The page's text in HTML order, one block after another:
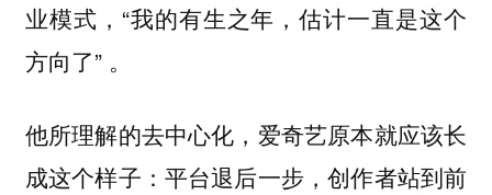
业模式，“我的有生之年，估计一直是这个
方向了” 。
他所理解的去中心化，爱奇艺原本就应该长
成这个样子：平台退后一步，创作者站到前